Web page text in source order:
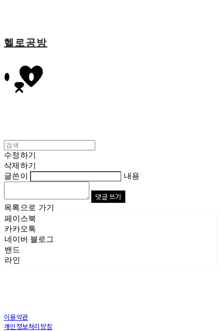
헬로공방
수정하기
삭제하기
글쓴이
내용
댓글 쓰기
목록으로 가기
페이스북
카카오톡
네이버 블로그
밴드
라인
이용약관
개인정보처리방침